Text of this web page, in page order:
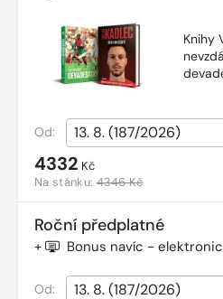
Knihy
Od:
4332 Kč
Na stánku:4346 Kč
Roční předplatné
+ Bonus navíc -
Od: